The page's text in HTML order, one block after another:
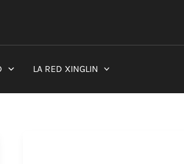
LA RED XINGLIN